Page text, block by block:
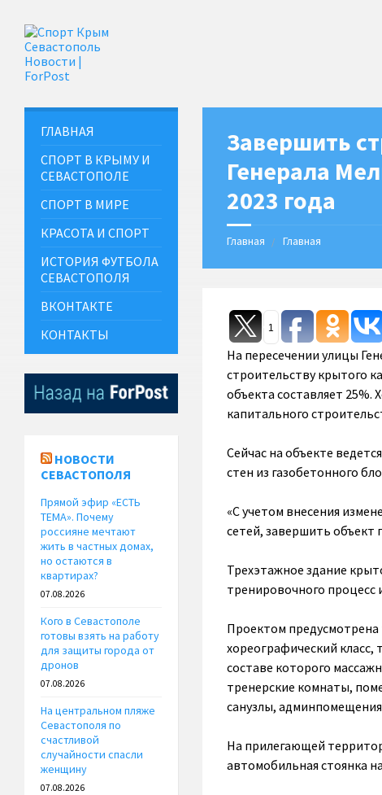
Завершить
Генерала
2023 года
Главная Главная
1
На пересечении улицы
строительству крытого
объекта составляет
капитального
Сейчас на объекте
стен из газобетонного
«С учетом внесения
сетей, завершить объект
Трехэтажное здание
тренировочного процесс
Проектом предусмотрена
хореографический
составе которого
тренерские комнаты,
санузлы,
На прилегающей
автомобильная стоянка
ГЛАВНАЯ
СПОРТ В КРЫМУ И
СЕВАСТОПОЛЕ
СПОРТ В МИРЕ
КРАСОТА И СПОРТ
ИСТОРИЯ ФУТБОЛА
СЕВАСТОПОЛЯ
ВКОНТАКТЕ
КОНТАКТЫ
НОВОСТИ
СЕВАСТОПОЛЯ
Прямой эфир «ЕСТЬ
ТЕМА». Почему
россияне мечтают
жить в частных домах,
но остаются в
квартирах?
07.08.2026
Кого в Севастополе
готовы взять на работу
для защиты города от
дронов
07.08.2026
На центральном пляже
Севастополя по
счастливой
случайности спасли
женщину
07.08.2026